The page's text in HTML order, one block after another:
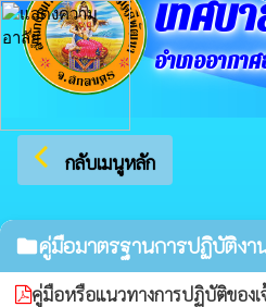
เทศบ
อำเภออากา
arrow_back_ios กลับเมนูหลัก
folderคู่มือมาตรฐานการปฏิบัติงา
คู่มือหรือแนวทางการปฏิบัติของ